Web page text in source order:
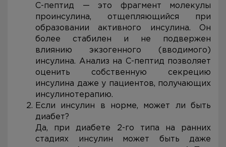
С-пептид — это фрагмент молекулы
проинсулина, отщепляющийся при
образовании активного инсулина. Он
более стабилен и не подвержен
влиянию экзогенного (вводимого)
инсулина. Анализ на С-пептид позволяет
оценить собственную секрецию
инсулина даже у пациентов, получающих
инсулинотерапию.
Если инсулин в норме, может ли быть
диабет?
Да, при диабете 2-го типа на ранних
стадиях инсулин может быть даже